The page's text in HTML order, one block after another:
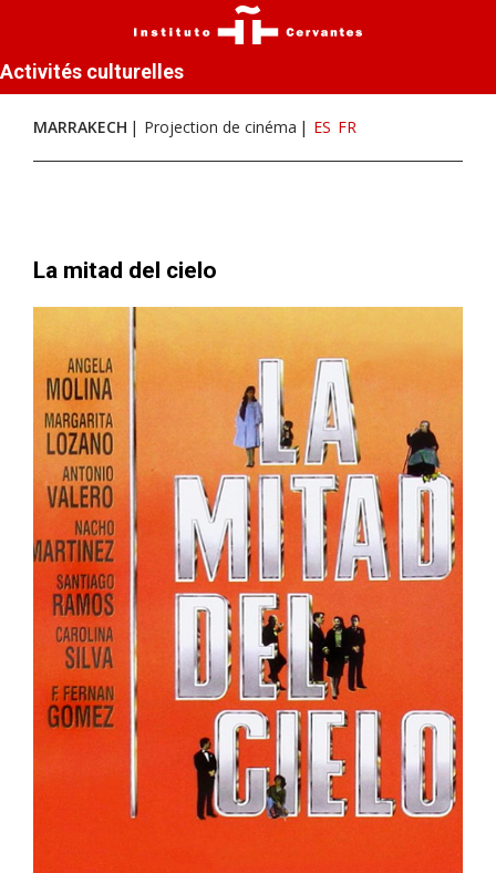
Activités culturelles
MARRAKECH Projection de cinéma ES FR
La mitad del cielo